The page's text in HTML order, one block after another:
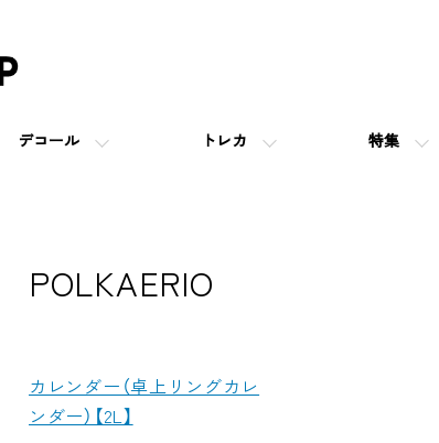
デコール トレカ 特集
POLKAERIO
カレンダー（卓上リングカレ
ンダー）【2L】